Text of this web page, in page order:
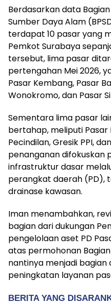
Berdasarkan data
Sumber Daya Alam
terdapat 10 pasar yang
Pemkot Surabaya
tersebut, lima pasar
pertengahan Mei 2026,
Pasar Kembang, Pasar
Wonokromo, dan Pasar
Sementara lima pasar
bertahap, meliputi Pasar
Pecindilan, Gresik PPI,
penanganan difokuskan
infrastruktur dasar
perangkat daerah (PD),
drainase kawasan.
Iman menambahkan,
bagian dari dukungan
pengelolaan aset PD
atas permohonan
nantinya menjadi
peningkatan layanan